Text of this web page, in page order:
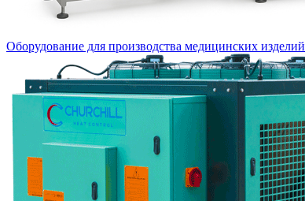
Оборудование для производства медицинских изделий